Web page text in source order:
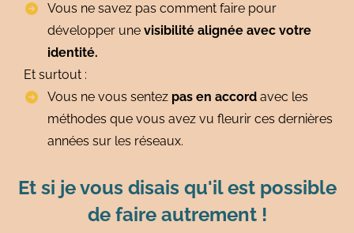
Vous ne savez pas comment faire pour
développer une visibilité alignée avec votre
identité.
Et surtout :
Vous ne vous sentez pas en accord avec les
méthodes que vous avez vu fleurir ces dernières
années sur les réseaux.
Et si je vous disais qu'il est possible
de faire autrement !